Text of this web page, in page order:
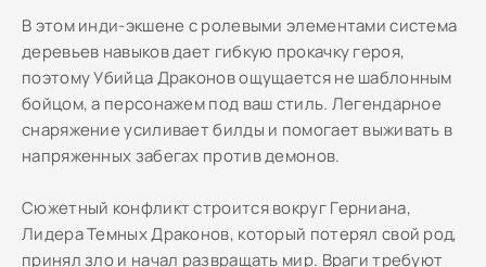
В этом инди-экшене с ролевыми элементами система
деревьев навыков дает гибкую прокачку героя,
поэтому Убийца Драконов ощущается не шаблонным
бойцом, а персонажем под ваш стиль. Легендарное
снаряжение усиливает билды и помогает выживать в
напряженных забегах против демонов.
Сюжетный конфликт строится вокруг Герниана,
Лидера Темных Драконов, который потерял свой род,
принял зло и начал развращать мир. Враги требуют